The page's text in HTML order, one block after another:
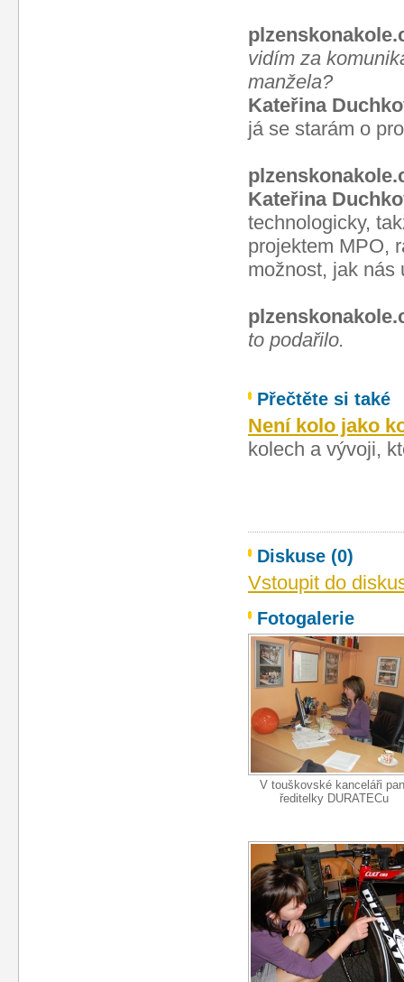
vidím za
manžela?
Kateřina
já se starám o
Kateřina
technologicky,
projektem MPO,
možnost, jak nás
to podařilo.
Přečtěte si také
Není kolo jako
kolech a vývoji,
Diskuse (0)
Vstoupit do
Fotogalerie
V touškovské kanceláři
ředitelky DURATECu